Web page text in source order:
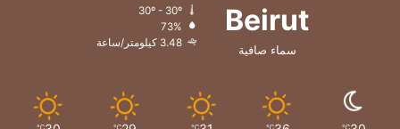
Beirut
سماء صافية
73%
3.48 كيلومتر/ساعة